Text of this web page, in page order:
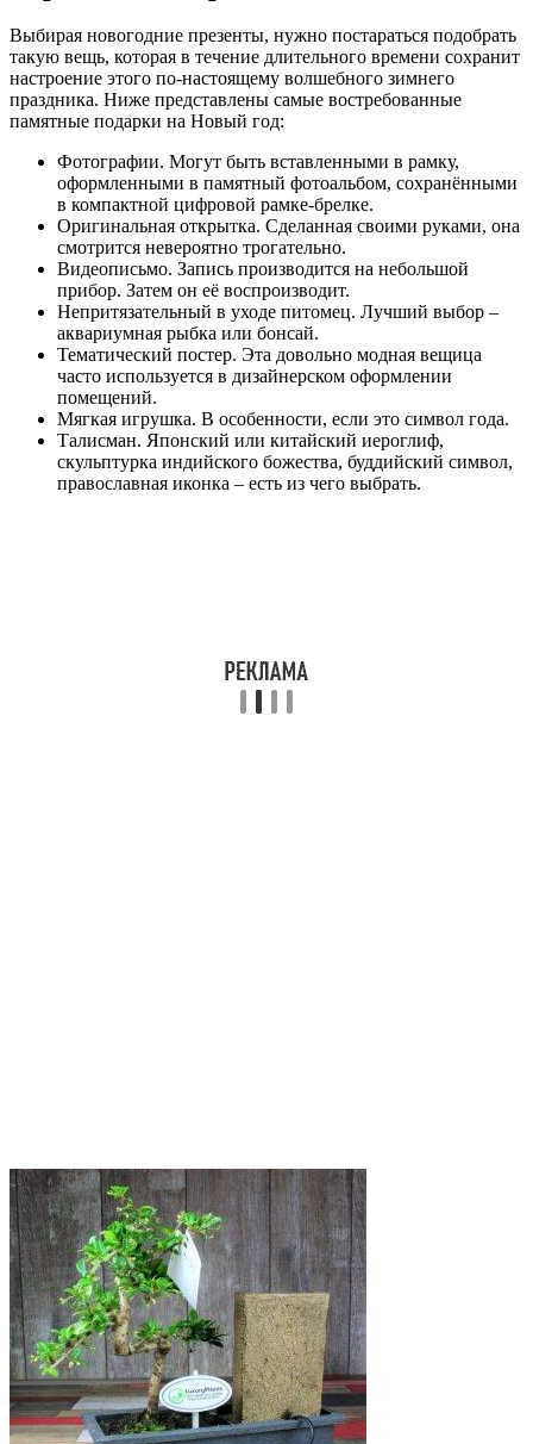
Выбирая новогодние презенты, нужно постараться подобрать
такую вещь, которая в течение длительного времени сохранит
настроение этого по-настоящему волшебного зимнего
праздника. Ниже представлены самые востребованные
памятные подарки на Новый год:
Фотографии. Могут быть вставленными в рамку,
оформленными в памятный фотоальбом, сохранёнными
в компактной цифровой рамке-брелке.
Оригинальная открытка. Сделанная своими руками, она
смотрится невероятно трогательно.
Видеописьмо. Запись производится на небольшой
прибор. Затем он её воспроизводит.
Непритязательный в уходе питомец. Лучший выбор –
аквариумная рыбка или бонсай.
Тематический постер. Эта довольно модная вещица
часто используется в дизайнерском оформлении
помещений.
Мягкая игрушка. В особенности, если это символ года.
Талисман. Японский или китайский иероглиф,
скульптурка индийского божества, буддийский символ,
православная иконка – есть из чего выбрать.